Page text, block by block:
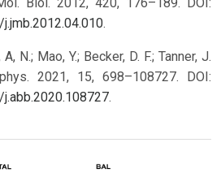
.
N.; Mao, Y.; Becker, D. F.; Tanner, J.
2021, 15, 698–108727. DOI:
.